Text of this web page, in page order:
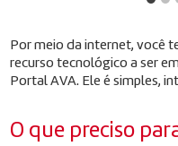
Por meio da internet, você
recurso tecnológico a ser
Portal AVA. Ele é simples,
O que preciso